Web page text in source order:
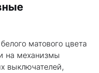
матового цвета
на механизмы
выключателей,